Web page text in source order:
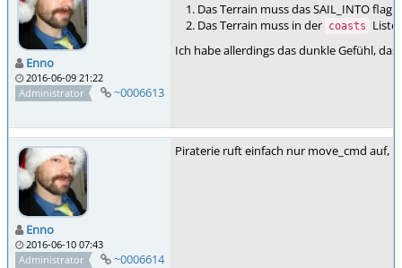
Enno
2016-06-09 21:22
Administrator
~0006613
Das Terrain muss das SAIL_INTO flag
Das Terrain muss in der coasts
Liste
Ich habe allerdings das dunkle Gefühl,
Enno
2016-06-10 07:43
Administrator
~0006614
Piraterie ruft einfach nur move_cmd auf,